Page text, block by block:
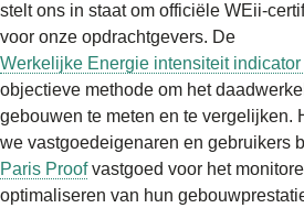
stelt ons in staat om officiële WEii-
voor onze opdrachtgevers. De
Werkelijke Energie intensiteit
objectieve methode om het
gebouwen te meten en te vergelijken.
we vastgoedeigenaren en gebruikers
Paris Proofvastgoed voor het
optimaliseren van hun